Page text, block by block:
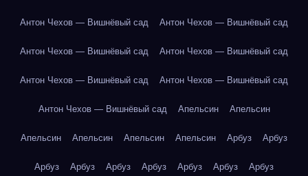
Антон Чехов — Вишнёвый сад Антон Чехов — Вишнёвый сад
Антон Чехов — Вишнёвый сад Антон Чехов — Вишнёвый сад
Антон Чехов — Вишнёвый сад Антон Чехов — Вишнёвый сад
Антон Чехов — Вишнёвый сад Апельсин Апельсин
Апельсин Апельсин Апельсин Апельсин Арбуз Арбуз
Арбуз Арбуз Арбуз Арбуз Арбуз Арбуз Арбуз